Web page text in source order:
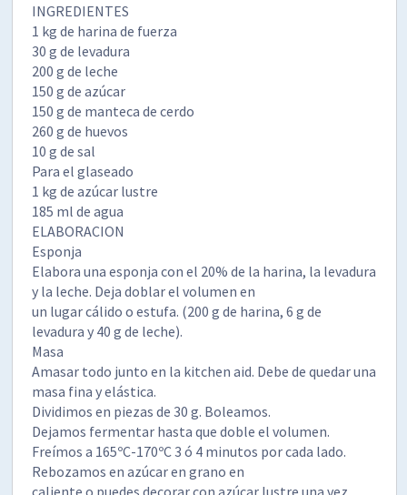
INGREDIENTES
1 kg de harina de fuerza
30 g de levadura
200 g de leche
150 g de azúcar
150 g de manteca de cerdo
260 g de huevos
10 g de sal
Para el glaseado
1 kg deazúcar lustre
185 ml de agua
ELABORACION
Esponja
Elabora una esponja con el 20% de la harina, la levadura
y la leche. Deja doblar el volumen en
un lugar cálido o estufa. (200 g de harina, 6 g de
levadura y 40 g de leche).
Masa
Amasar todo junto en la kitchen aid. Debe de quedar una
masa fina y elástica.
Dividimos en piezas de 30 g. Boleamos.
Dejamos fermentar hasta que doble el volumen.
Freímos a 165ºC-170ºC 3 ó 4 minutos por cada lado.
Rebozamos en azúcar en grano en
caliente o puedes decorar con azúcar lustre una vez